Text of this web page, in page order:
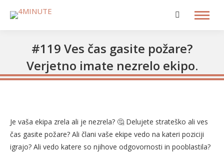
Search:
#119 Ves čas gasite požare?
Verjetno imate nezrelo ekipo.
Je vaša ekipa zrela ali je nezrela? 🤔 Delujete strateško ali ves
čas gasite požare? Ali člani vaše ekipe vedo na kateri poziciji
igrajo? Ali vedo katere so njihove odgovornosti in pooblastila?